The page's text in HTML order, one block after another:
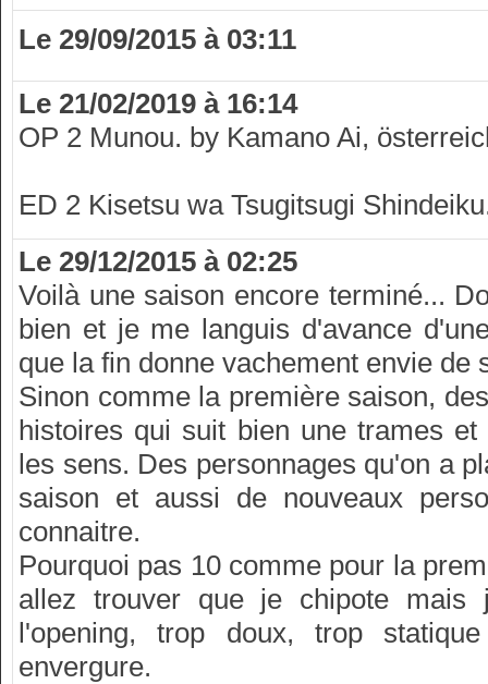
Le 29/09/2015 à 03:11
Le 21/02/2019 à 16:14
OP 2 Munou. by Kamano Ai,
ED 2 Kisetsu wa Tsugitsugi
Le 29/12/2015 à 02:25
Voilà une saison encore terminé...
bien et je me languis d'avance
que la fin donne vachement envie de
Sinon comme la première saison,
histoires qui suit bien une trames
les sens. Des personnages qu'on a
saison et aussi de nouveaux
connaitre.
Pourquoi pas 10 comme pour la
allez trouver que je chipote
l'opening, trop doux, trop
envergure.